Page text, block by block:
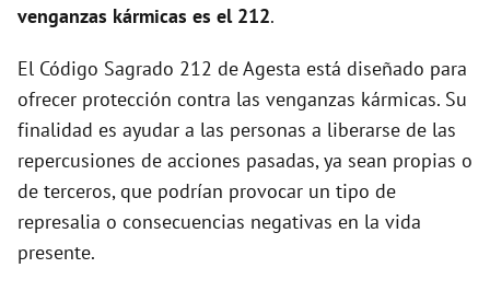
venganzas kármicas es el 212.
El Código Sagrado 212 de Agesta está diseñado para
ofrecer protección contra las venganzas kármicas. Su
finalidad es ayudar a las personas a liberarse de las
repercusiones de acciones pasadas, ya sean propias o
de terceros, que podrían provocar un tipo de
represalia o consecuencias negativas en la vida
presente.